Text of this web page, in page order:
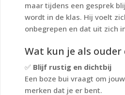
maar tijdens een gesprek
wordt in de klas. Hij voelt
onbegrepen en dat uit zich
Wat kun je als ouder
✅ Blijf rustig en dichtbij
Een boze bui vraagt om
merken dat je er bent.